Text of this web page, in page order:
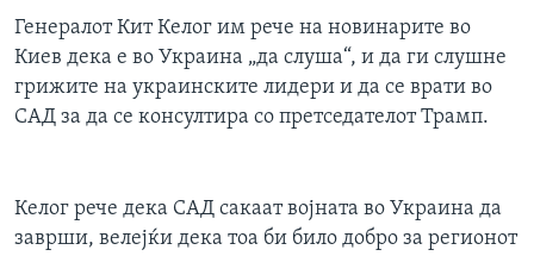
Генералот Кит Келог им рече на новинарите во
Киев дека е во Украина „да слуша“, и да ги слушне
грижите на украинските лидери и да се врати во
САД за да се консултира со претседателот Трамп.
Келог рече дека САД сакаат војната во Украина да
заврши, велејќи дека тоа би било добро за регионот